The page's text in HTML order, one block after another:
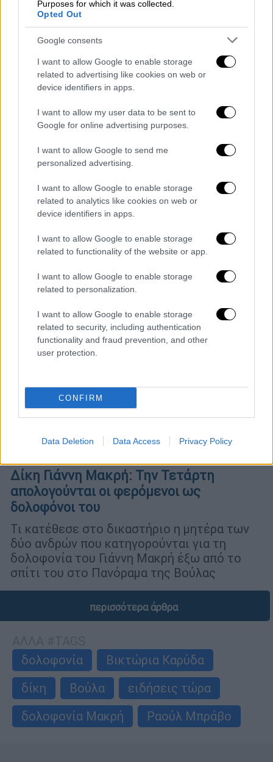
Purposes for which it was collected.
Opted Out
Google consents
I want to allow Google to enable storage
related to advertising like cookies on web or
device identifiers in apps.
I want to allow my user data to be sent to
Google for online advertising purposes.
I want to allow Google to send me
personalized advertising.
I want to allow Google to enable storage
related to analytics like cookies on web or
device identifiers in apps.
I want to allow Google to enable storage
related to functionality of the website or app.
I want to allow Google to enable storage
related to personalization.
I want to allow Google to enable storage
related to security, including authentication
functionality and fraud prevention, and other
user protection.
CONFIRM
Data Deletion Data Access Privacy Policy
Ελλάδα|02.09.2020 19:26
Δίκη Γιάννη Μακρή: Αρνούνται τη
διάλογος με τη Βικτώρια Καρύδα
«Δεν έχουμε καμία σχέση με το έγκλημα,
ούτε εγώ, ούτε ο αδελφός μου, παρακαλώ
πιστέψτε με» είπε ο φερόμενος ως
εκτελεστής του επιχειρηματία Γιάννη
Μακρή στην έναρξη της απολογίας του
Δίκη Γιάννη Μακρή: Την Τετάρτη
απολογούνται οι φερόμενοι ως
δολοφόνοι του
Τι κατέθεσε στο δικαστήριο η μητέρα των
δύο ανδρών που κατηγορούνται για τη
δολοφονία του Γιάννη Μακρή έξω από το
σπίτι του στο Πανόραμα της Βούλας
περισσότερα άρθρα
δολοφονία
Βικτώρια Καρύδα
δίκη
Βούλα
ειδήσεις τώρα
δολοφονία Μακρή
Ραούλ Μπράβο